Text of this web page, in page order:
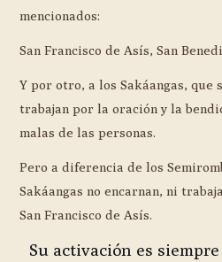
mencionados:
San Francisco de Asís, San
Y por otro, a los Sakáangas, que
trabajan por la oración y la
malas de las personas.
Pero a diferencia de los
Sakáangas no encarnan, ni
San Francisco de Asís.
Su activación es